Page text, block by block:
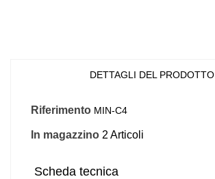
DETTAGLI DEL PRODOTTO
Riferimento MIN-C4
In magazzino 2 Articoli
Scheda tecnica